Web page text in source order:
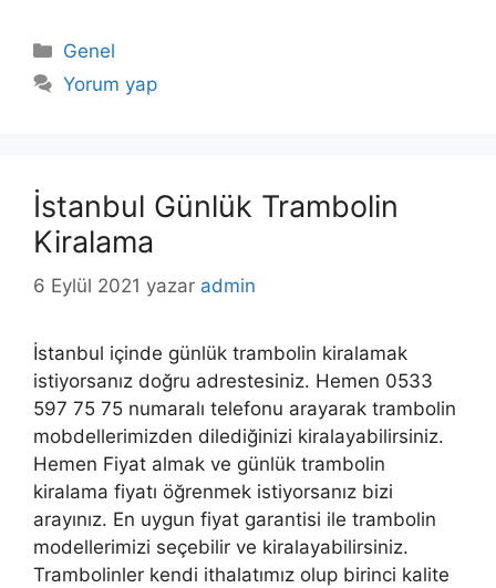
Kategoriler
Genel
Yorum yap
İstanbul Günlük Trambolin
Kiralama
6 Eylül 2021 yazar admin
İstanbul içinde günlük trambolin kiralamak
istiyorsanız doğru adrestesiniz. Hemen 0533
597 75 75 numaralı telefonu arayarak trambolin
mobdellerimizden dilediğinizi kiralayabilirsiniz.
Hemen Fiyat almak ve günlük trambolin
kiralama fiyatı öğrenmek istiyorsanız bizi
arayınız. En uygun fiyat garantisi ile trambolin
modellerimizi seçebilir ve kiralayabilirsiniz.
Trambolinler kendi ithalatımız olup birinci kalite